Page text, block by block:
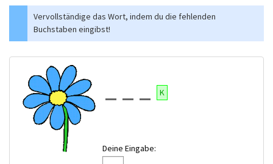
Vervollständige das Wort, indem du die fehlenden
Buchstaben eingibst!
K
Deine Eingabe: